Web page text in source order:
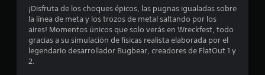
e
d
i
¡Disfruta de los choques épicos, las pugnas igualadas sobre
la línea de meta y los trozos de metal saltando por los
aires! Momentos únicos que solo verás en Wreckfest, todo
gracias a su simulación de físicas realista elaborada por el
legendario desarrollador Bugbear, creadores de FlatOut 1 y
2.